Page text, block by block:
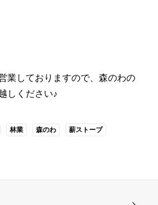
業しておりますので、森のわの
しください♪
林業 森のわ 薪ストーブ